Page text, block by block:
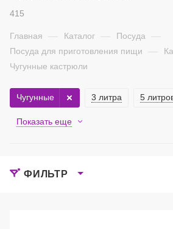
415
Главная — Каталог — Посуда —
Посуда для приготовления пищи —
Чугунные кастрюли
3 литра 5
Чугунные
Показать еще
ФИЛЬТР